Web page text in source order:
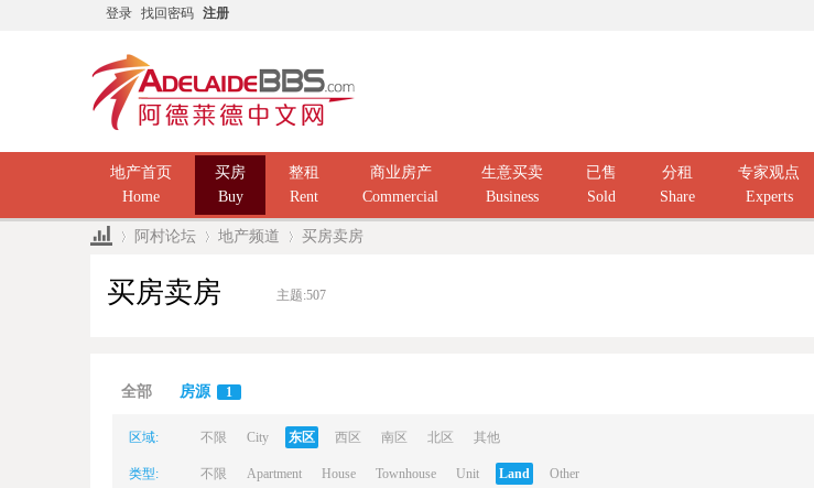
登录 找回密码 注册
地产首页
Home
买房
Buy
整租
Rent
商业房产
Commercial
生意买卖
Business
已售
Sold
分租
Share
专家观点
Experts
阿村论坛 地产频道 买房卖房
买房卖房 主题:507
全部 房源 1
区域: 不限 City 东区 西区 南区 北区 其他
类型: 不限 Apartment House Townhouse Unit Land Other